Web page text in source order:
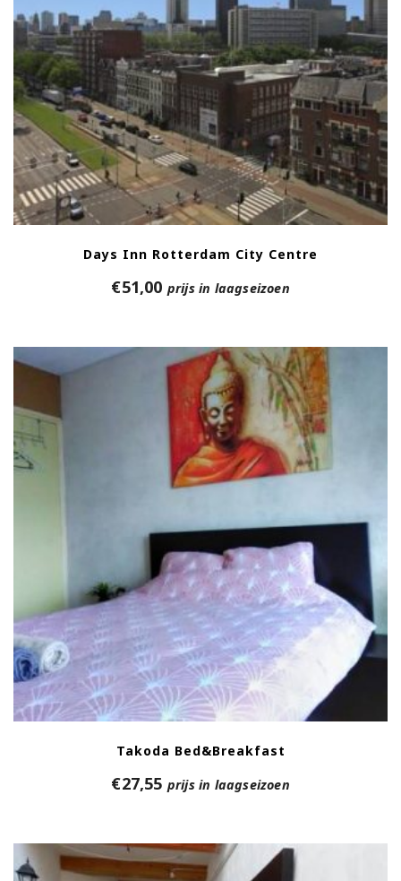
Days Inn Rotterdam City Centre
€51,00 prijs in laagseizoen
Takoda Bed&Breakfast
€27,55 prijs in laagseizoen